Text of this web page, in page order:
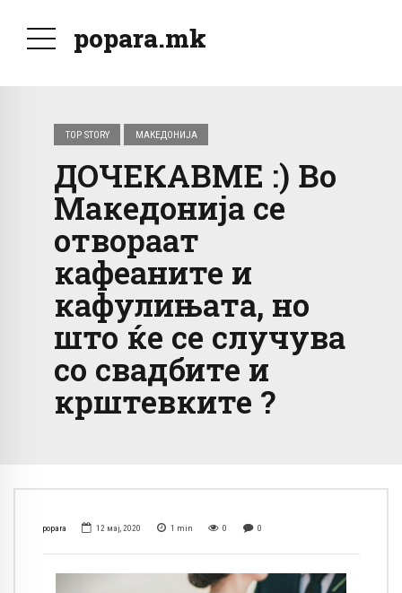
popara.mk
TOP STORY МАКЕДОНИЈА
ДОЧЕКАВМЕ :) Во
Македонија се
отвораат
кафеаните и
кафулињата, но
што ќе се случува
со свадбите и
крштевките ?
popara 12 мај, 2020 1 min 0 0